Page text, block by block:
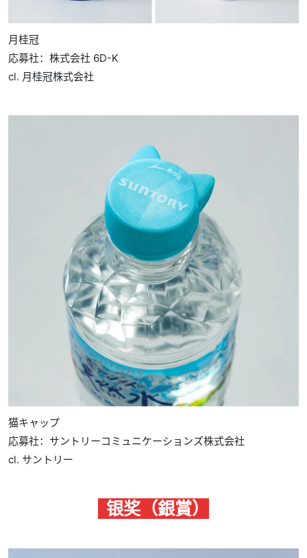
月桂冠
応募社：株式会社 6D-K
cl. 月桂冠株式会社
猫キャップ
応募社：サントリーコミュニケーションズ株式会社
cl. サントリー
银奖（銀賞）